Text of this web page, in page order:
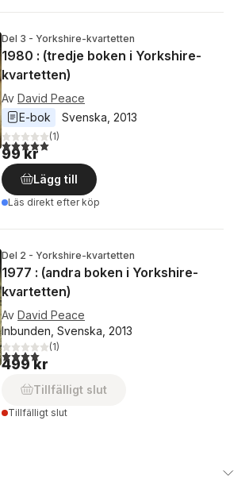
Del 3 - Yorkshire-kvartetten
1980 : (tredje boken i Yorkshire-
kvartetten)
Av David Peace
E-bok
Svenska 2013
5,0utav 5 stjärnor. Totalt antal röster:
(1)
99 kr
Lägg till
Läs direkt efter köp
Del 2 - Yorkshire-kvartetten
1977 : (andra boken i Yorkshire-
kvartetten)
Av David Peace
Inbunden, Svenska, 2013
4,0utav 5 stjärnor. Totalt antal röster:
(1)
499 kr
Tillfälligt slut
Tillfälligt slut